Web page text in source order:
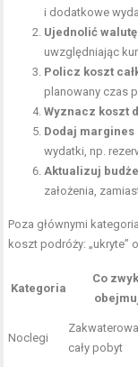
i dodatkowe
Ujednolić
uwzględniając
Policz koszt
planowany czas
Wyznacz koszt
Dodaj
wydatki, np.
Aktualizuj
założenia,
Poza głównymi
koszt podróży: „ukryte”
Kategoria
Co
Noclegi
cały pobyt